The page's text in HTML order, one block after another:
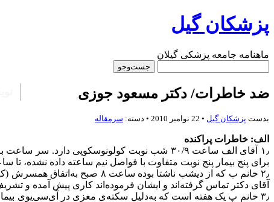
پزشکان گیل
ماهنامه جامعه پزشکی گیلان
ضد خاطرات/ دکتر مسعود جوزی
بدست پزشكان گيل • 22 نوامبر 2010 • دسته: سرمقاله
الف: خاطرات پراکنده
۱٫ آقای الف ساعت ۳۰/۹ شب نوبت کولونوسکوپی
برای پنج بیمار پنج نوبت متفاوت با فواصل نیم ساعته داده نشده، تا ساعت ۳۰/۱۱ روی صندلی آهنی و ناراحت مطب منتظر
آقای دکتر تماس گرفته‌اند و ایشان فرموده‌اند کاری پیش آمده و
۳٫ خانم پ یک هفته است که به‌دلیل سکته‌ی مغزی در آی‌سی‌یوی